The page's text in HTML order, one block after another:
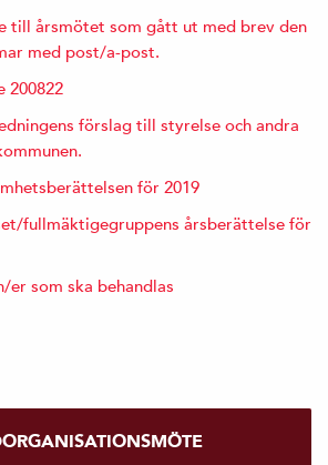
till årsmötet som gått ut med brev den
med post/a-post.
200822
förslag till styrelse och andra
för 2019
fullmäktigegruppens årsberättelse för
som ska behandlas